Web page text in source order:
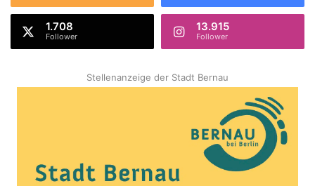
1.708
Follower
13.915
Follower
Stellenanzeige der Stadt Bernau